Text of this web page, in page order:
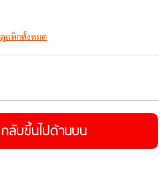
ดูแท็กทั้งหมด
กลับขึ้นไปด้านบน